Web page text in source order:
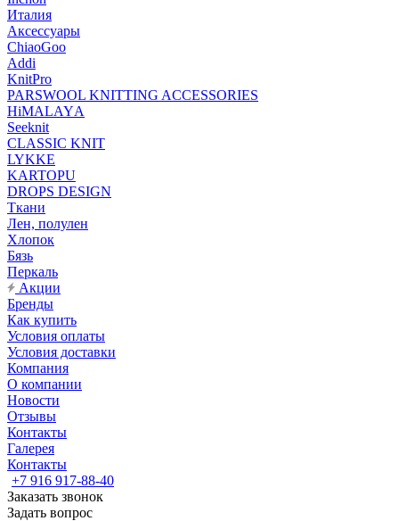
Италия
Аксессуары
ChiaoGoo
Addi
KnitPro
PARSWOOL KNITTING ACCESSORIES
HiMALAYА
Seeknit
CLASSIC KNIT
LYKKE
KАRTOPU
DROPS DЕSIGN
Ткани
Лен, полулен
Хлопок
Бязь
Перкаль
Акции
Бренды
Как купить
Условия оплаты
Условия доставки
Компания
О компании
Новости
Отзывы
Контакты
Галерея
Контакты
+7 916 917-88-40
Заказать звонок
Задать вопрос